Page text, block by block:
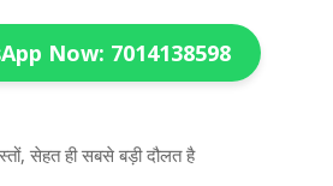
Now: 7014138598
, सेहत ही सबसे बड़ी दौलत है